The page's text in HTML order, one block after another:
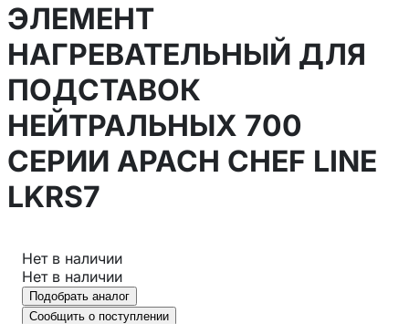
ЭЛЕМЕНТ
НАГРЕВАТЕЛЬНЫЙ ДЛЯ
ПОДСТАВОК
НЕЙТРАЛЬНЫХ 700
СЕРИИ APACH CHEF LINE
LKRS7
Нет в наличии
Нет в наличии
Подобрать аналог
Сообщить о поступлении